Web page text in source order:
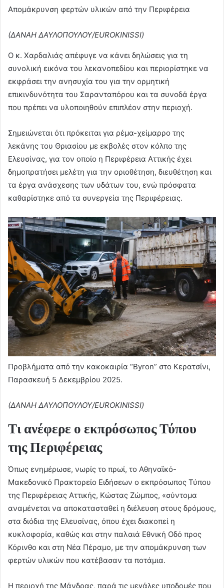
Απομάκρυνση φερτών υλικών από την Περιφέρεια
(ΔΑΝΑΗ ΔΑΥΛΟΠΟΥΛΟΥ/EUROKINISSI)
Ο κ. Χαρδαλιάς απέφυγε να κάνει δηλώσεις για τη
συνολική εικόνα του λεκανοπεδίου και περιορίστηκε να
εκφράσει την ανησυχία του για την ορμητική
επικινδυνότητα του Σαρανταπόρου και τα συνοδά έργα
που πρέπει να υλοποιηθούν επιπλέον στην περιοχή.
Σημειώνεται ότι πρόκειται για ρέμα-χείμαρρο της
λεκάνης του Θριασίου με εκβολές στον κόλπο της
Ελευσίνας, για τον οποίο η Περιφέρεια Αττικής έχει
δημοπρατήσει μελέτη για την οριοθέτηση, διευθέτηση και
τα έργα ανάσχεσης των υδάτων του, ενώ πρόσφατα
καθαρίστηκε από τα συνεργεία της Περιφέρειας.
Προβλήματα από την κακοκαιρία “Byron” στο Κερατσίνι,
Παρασκευή 5 Δεκεμβρίου 2025.
(ΔΑΝΑΗ ΔΑΥΛΟΠΟΥΛΟΥ/EUROKINISSI)
Τι ανέφερε ο εκπρόσωπος Τύπου
της Περιφέρειας
Όπως ενημέρωσε, νωρίς το πρωί, το Αθηναϊκό-
Μακεδονικό Πρακτορείο Ειδήσεων ο εκπρόσωπος Τύπου
της Περιφέρειας Αττικής, Κώστας Ζώμπος, «σύντομα
αναμένεται να αποκατασταθεί η διέλευση στους δρόμους,
στα διόδια της Ελευσίνας, όπου έχει διακοπεί η
κυκλοφορία, καθώς και στην παλαιά Εθνική Οδό προς
Κόρινθο και στη Νέα Πέραμο, με την απομάκρυνση των
φερτών υλικών που κατέβασαν τα ποτάμια.
Η περιοχή της Μάνδρας, παρά τις μεγάλες υποδομές που